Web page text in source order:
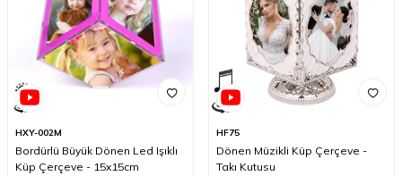
HXY-002M
Bordürlü Büyük Dönen Led Işıklı
Küp Çerçeve - 15x15cm
HF75
Dönen Müzikli Küp Çerçeve -
Takı Kutusu